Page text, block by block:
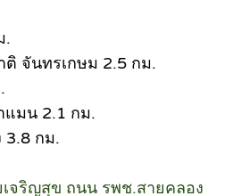
.
จันทรเกษม 2.5 กม.
แมน 2.1 กม.
3.8 กม.
จริญสุข ถนน รพช.สายคลอง